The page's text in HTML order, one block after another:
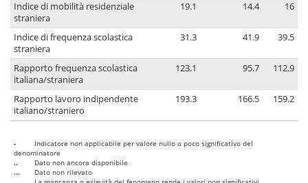
Indice di mobilità residenziale
straniera
19.1 14.4 16
Indice di frequenza scolastica
straniera
31.3 41.9 39.5
Rapporto frequenza scolastica
italiana/straniera
123.1 95.7 112.9
Rapporto lavoro indipendente
italiano/straniero
193.3 166.5 159.2
-
Indicatore non applicabile per valore nullo o poco significativo del
denominatore
..
Dato non ancora disponibile
...
Dato non rilevato